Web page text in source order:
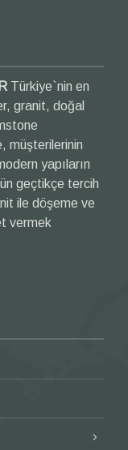
Türkiye`nin en
granit, doğal
müşterilerinin
yapıların
geçtikçe tercih
ile döşeme ve
vermek